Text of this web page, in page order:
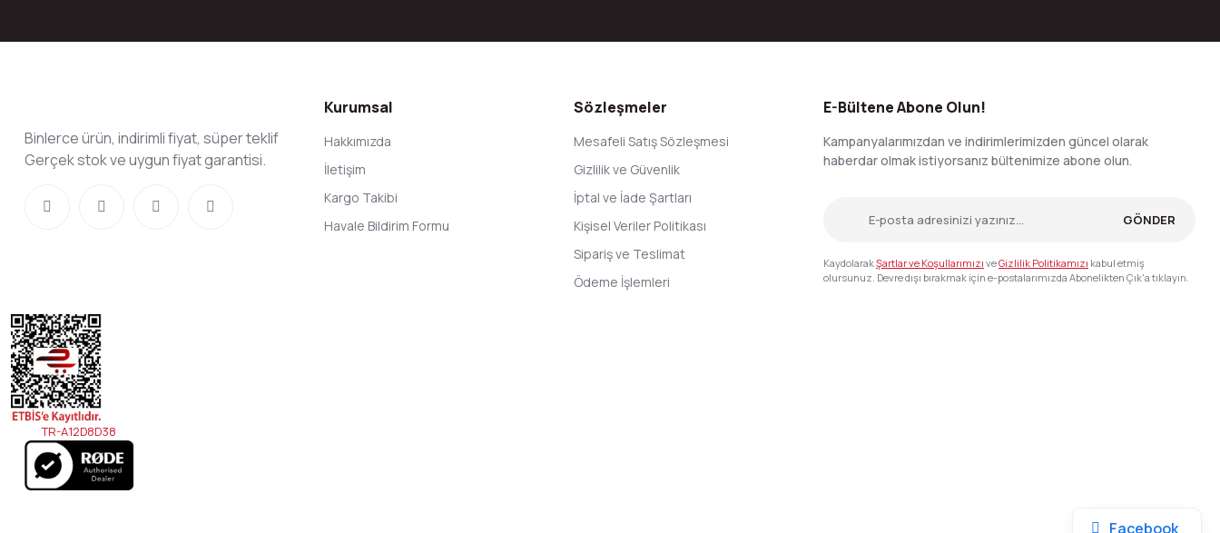
Binlerce ürün, indirimli fiyat, süper teklif
Gerçek stok ve uygun fiyat garantisi.
Kurumsal
Hakkımızda
İletişim
Kargo Takibi
Havale Bildirim Formu
Sözleşmeler
Mesafeli Satış Sözleşmesi
Gizlilik ve Güvenlik
İptal ve İade Şartları
Kişisel Veriler Politikası
Sipariş ve Teslimat
Ödeme İşlemleri
E-Bültene Abone Olun!
Kampanyalarımızdan ve indirimlerimizden güncel olarak
haberdar olmak istiyorsanız bültenimize abone olun.
GÖNDER
KaydolarakŞartlar ve Koşullarımızı veGizlilik Politikamızı kabul etmiş
olursunuz. Devre dışı bırakmak için e-postalarımızda Abonelikten Çık'a tıklayın.
TR-A12D8D38
Facebook